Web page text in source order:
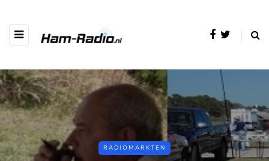
RADIOMARKTEN